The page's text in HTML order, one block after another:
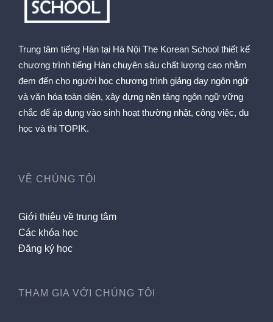
Trung tâm tiếng Hàn tại Hà Nội The Korean School thiết kế
chương trình tiếng Hàn chuyên sâu chất lượng cao nhằm
đem đến cho người học chương trình giảng dạy ngôn ngữ
và văn hóa toàn diện, xây dựng nền tảng ngôn ngữ vững
chắc để áp dụng vào sinh hoạt thường nhật, công việc, du
học và thi TOPIK.
VỀ CHÚNG TÔI
Giới thiệu về trung tâm
Các khóa học
Đăng ký học
THAM GIA VỚI CHÚNG TÔI